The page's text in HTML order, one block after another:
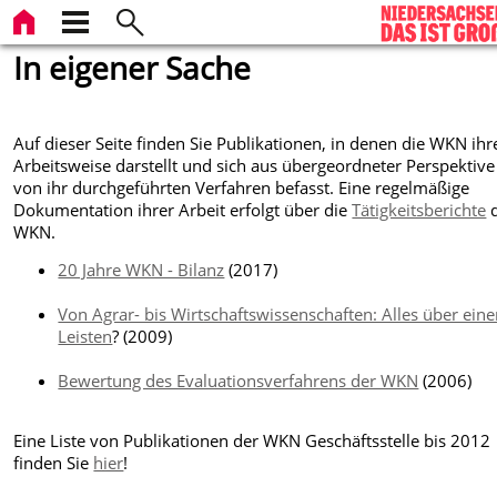
In eigener Sache
Auf dieser Seite finden Sie Publikationen, in denen die WKN
Arbeitsweise darstellt und sich aus übergeordneter
von ihr durchgeführten Verfahren befasst. Eine regelmäßige
Dokumentation ihrer Arbeit erfolgt über dieTätigkeitsberichte
WKN.
20 Jahre WKN - Bilanz (2017)
Von Agrar- bis Wirtschaftswissenschaften: Alles über
Leisten? (2009)
Bewertung des Evaluationsverfahrens der WKN (2006)
Eine Liste von Publikationen der WKN Geschäftsstelle bis 2012
finden Sie hier!